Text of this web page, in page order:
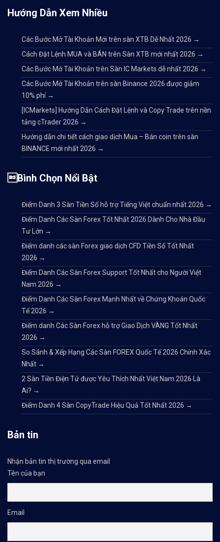
Hướng Dẫn Xem Nhiều
Các Bước Mở Tài Khoản Mới trên sàn XTB Dễ Nhất 2026 →
Cách Đặt Lệnh MUA và BÁN trên Sàn XTB mới nhất 2026 →
Các Bước Mở Tài Khoản trên Sàn IC Markets dễ nhất 2026 →
Các Bước Mở Tài Khoản trên sàn Binance 2026 được giảm
10% phí →
[ICMarkets] Hướng Dẫn Cách Đặt Lệnh và Copy Trade trên nền
tảng cTrader 2026 →
Hướng dẫn chi tiết cách giao dịch Mua – Bán coin trên sàn
BINANCE mới nhất 2026 →
Bình Chọn Nổi Bật
Điểm Danh 3 Sàn Tiền Số hỗ trợ Tiếng Việt chuẩn nhất 2026 →
Điểm Danh Các Sàn Forex Tốt Nhất 2026 Dành Cho Nhà Đầu
Tư Lớn →
Điểm danh các sàn Forex giao dịch CFD Tiền Số Tốt Nhất
2026 →
Điểm Danh Các Sàn Forex Support Tốt Nhất cho Người Việt
Nam 2026 →
Điểm Danh Các Sàn Forex Mạnh Nhất về Chứng Khoán Quốc
Tế 2026 →
Điểm danh Các Sàn Forex hỗ trợ Giao Dịch VÀNG Tốt Nhất
2026 →
So Sánh & Xếp Hạng Các Sàn FOREX Quốc Tế 2026 Chính Xác
Nhất →
2 Sàn Tiền Điện Tử được Yêu Thích Nhất Việt Nam 2026 Là
Ai? →
Điểm Danh 4 Sàn CopyTrade Hiệu Quả Tốt Nhất 2026 →
Bản tin
Nhận bản tin thị trường qua email
Tên của bạn
Email